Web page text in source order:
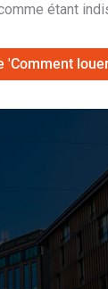
étant
'Comment
une partie